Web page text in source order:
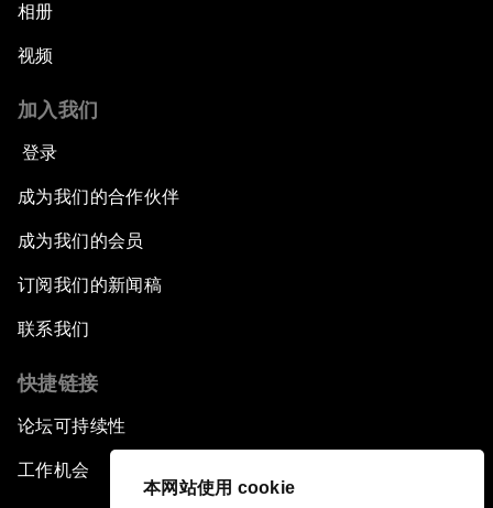
本网站使用 cookie
相册
视频
加入我们
登录
成为我们的合作伙伴
成为我们的会员
订阅我们的新闻稿
联系我们
快捷链接
论坛可持续性
工作机会